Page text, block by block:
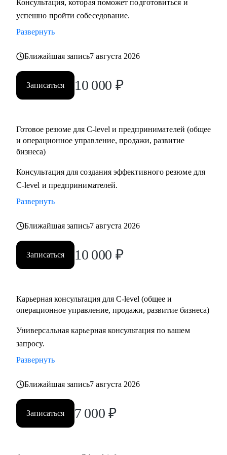
определить карьерную цель и шаги для ее достижения.
ответов, типовых кейсов и обратной связью.
• Директорам по направлениям: общее и операционное
управление, продажи, развитие бизнеса.
корпоративный мир без потери свободы и статуса,
сохранив драйв, но добавив стабильность.
• Руководителям бизнеса и отдельных подразделений,
руководителям групп/отделов.
Консультация, которая поможет подготовиться и
успешно пройти собеседование.
Развернуть
Ближайшая запись7 августа 2026
Записаться 10 000 ₽
Готовое резюме для C-level и предпринимателей (общее
и операционное управление, продажи, развитие
бизнеса)
Консультация для создания эффективного резюме для
C-level и предпринимателей.
Развернуть
Ближайшая запись7 августа 2026
Записаться 10 000 ₽
Карьерная консультация для C-level (общее и
операционное управление, продажи, развитие бизнеса)
Универсальная карьерная консультация по вашем
запросу.
Развернуть
Ближайшая запись7 августа 2026
Записаться 7 000 ₽